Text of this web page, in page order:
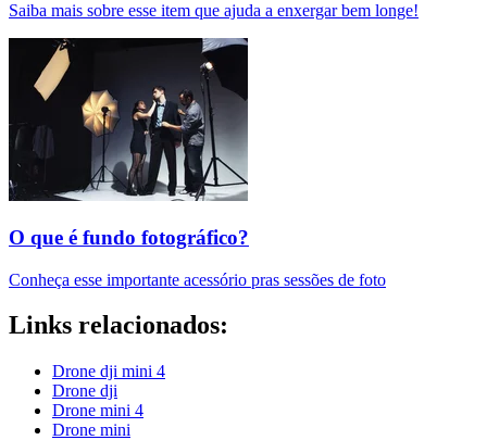
Saiba mais sobre esse item que ajuda a enxergar bem longe!
O que é fundo fotográfico?
Conheça esse importante acessório pras sessões de foto
Links relacionados:
Drone dji mini 4
Drone dji
Drone mini 4
Drone mini